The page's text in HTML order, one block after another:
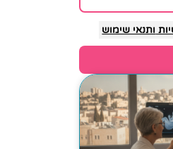
ותנאי שימוש